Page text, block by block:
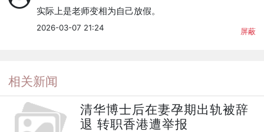
实际上是老师变相为自己放假。
2026-03-07 21:24 屏蔽
相关新闻
清华博士后在妻孕期出轨被辞
退 转职香港遭举报